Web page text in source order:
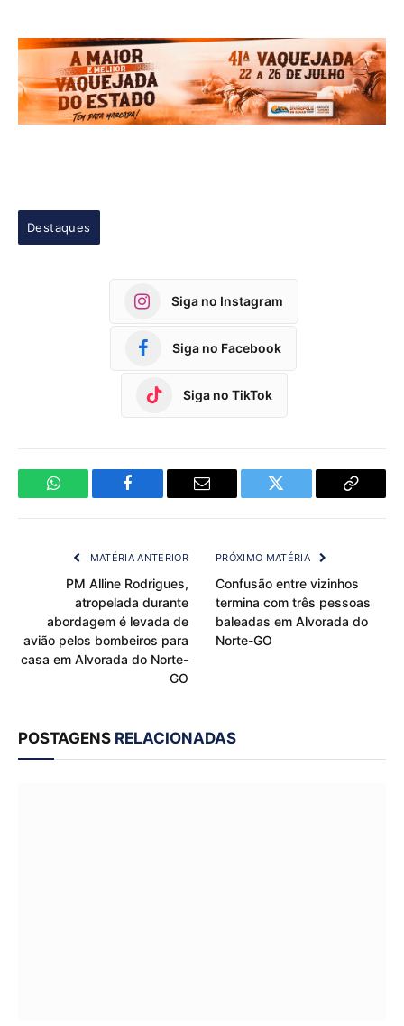
Destaques
Siga no Instagram
Siga no Facebook
Siga no TikTok
WhatsApp Facebook Email Twitter
Copy
MATÉRIA ANTERIOR
PM Alline Rodrigues,
atropelada durante
abordagem é levada de
avião pelos bombeiros para
casa em Alvorada do Norte-
GO
PRÓXIMO MATÉRIA
Confusão entre vizinhos
termina com três pessoas
baleadas em Alvorada do
Norte-GO
POSTAGENS RELACIONADAS